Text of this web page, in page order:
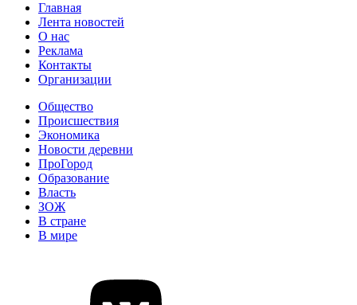
Главная
Лента новостей
О нас
Реклама
Контакты
Организации
Общество
Происшествия
Экономика
Новости деревни
ПроГород
Образование
Власть
ЗОЖ
В стране
В мире